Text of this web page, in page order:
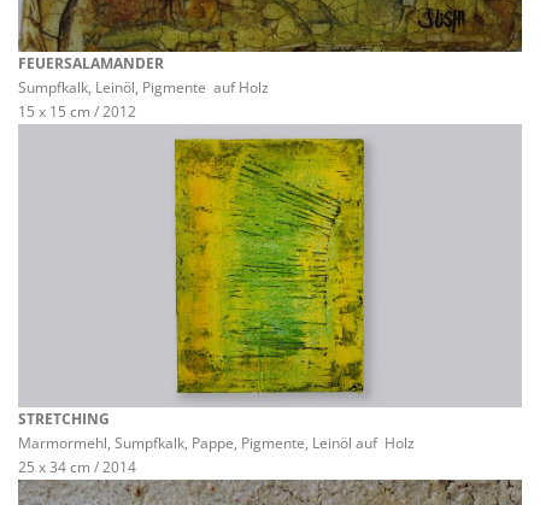
FEUERSALAMANDER
Sumpfkalk, Leinöl, Pigmente auf Holz
15 x 15 cm / 2012
STRETCHING
Marmormehl, Sumpfkalk, Pappe, Pigmente, Leinöl auf Holz
25 x 34 cm / 2014